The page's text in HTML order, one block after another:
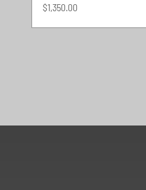
$1,350.00